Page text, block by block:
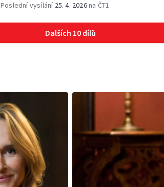
Poslední vysílání 25. 4. 2026na ČT1
Dalších 10 dílů